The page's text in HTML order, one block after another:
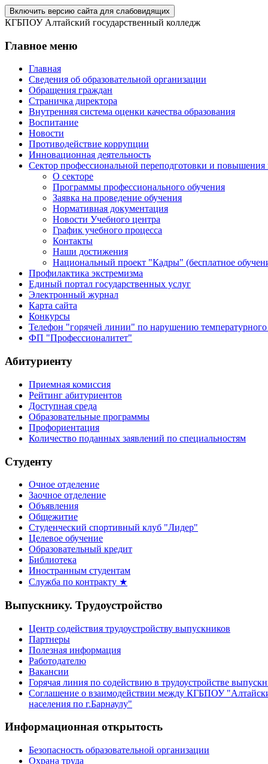
Включить версию сайта для слабовидящих
КГБПОУ Алтайский государственный колледж
Главное меню
Главная
Сведения об образовательной организации
Обращения граждан
Страничка директора
Внутренняя система оценки качества образования
Воспитание
Новости
Противодействие коррупции
Инновационная деятельность
Сектор профессиональной переподготовки и
О секторе
Программы профессионального обучения
Заявка на проведение обучения
Нормативная документация
Новости Учебного центра
График учебного процесса
Контакты
Наши достижения
Национальный проект "Кадры" (бесплатное
Профилактика экстремизма
Единый портал государственных услуг
Электронный журнал
Карта сайта
Конкурсы
Телефон "горячей линии" по нарушению
ФП "Профессионалитет"
Абитуриенту
Приемная комиссия
Рейтинг абитуриентов
Доступная среда
Образовательные программы
Профориентация
Количество поданных заявлений по специальностям
Студенту
Очное отделение
Заочное отделение
Объявления
Общежитие
Студенческий спортивный клуб "Лидер"
Целевое обучение
Образовательный кредит
Библиотека
Иностранным студентам
Служба по контракту ★
Выпускнику. Трудоустройство
Центр содействия трудоустройству выпускников
Партнеры
Полезная информация
Работодателю
Вакансии
Горячая линия по содействию в трудоустройстве
Соглашение о взаимодействии между КГБПОУ
населения по г.Барнаулу"
Информационная открытость
Безопасность образовательной организации
Охрана труда